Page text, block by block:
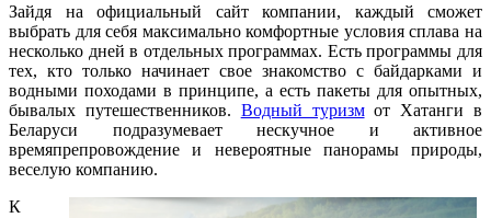
Зайдя на официальный сайт компании, каждый сможет
выбрать для себя максимально комфортные условия сплава на
несколько дней в отдельных программах. Есть программы для
тех, кто только начинает свое знакомство с байдарками и
водными походами в принципе, а есть пакеты для опытных,
бывалых путешественников. Водный туризмот Хатанги в
Беларуси подразумевает нескучное и активное
времяпрепровождение и невероятные панорамы природы,
веселую компанию.
К